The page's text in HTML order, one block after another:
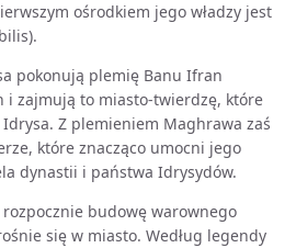
ośrodkiem jego władzy jest
pokonują plemię Banu Ifran
i zajmują to miasto-twierdzę, które
Z plemieniem Maghrawa zaś
które znacząco umocni jego
dynastii i państwa Idrysydów.
budowę warownego
się w miasto. Według legendy